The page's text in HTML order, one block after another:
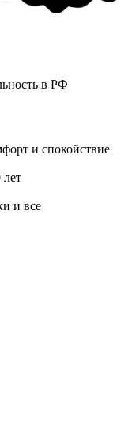
в РФ
и спокойствие
и все